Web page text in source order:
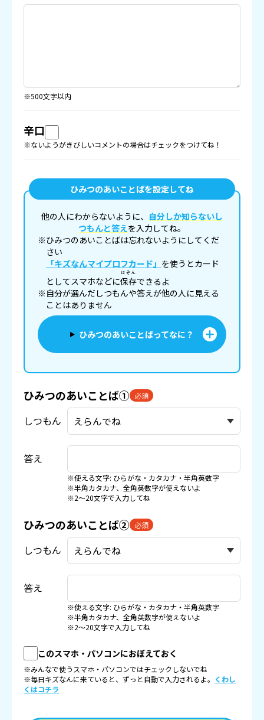
※500文字以内
辛口
※ないようがきびしいコメントの場合はチェックをつけてね！
ひみつのあいことばを設定してね
他の人にわからないように、 自分しか知らないし
つもんと答えを入力してね。
※ひみつのあいことばは忘れないようにしてくだ
さい
「キズなんマイプロフカード」 を使うとカード
としてスマホなどに保存
ほぞん
できるよ
※自分が選んだしつもんや答えが他の人に見える
ことはありません
ひみつのあいことばってなに？
ひみつのあいことば① 必須
しつもん
答え
※使える文字: ひらがな・カタカナ・半角英数字
※半角カタカナ、全角英数字が使えないよ
※2〜20文字で入力してね
ひみつのあいことば② 必須
しつもん
答え
※使える文字: ひらがな・カタカナ・半角英数字
※半角カタカナ、全角英数字が使えないよ
※2〜20文字で入力してね
このスマホ・パソコンにおぼえておく
※みんなで使うスマホ・パソコンではチェックしないでね
※毎日キズなんに来ていると、ずっと自動で入力されるよ。 くわし
くはコチラ